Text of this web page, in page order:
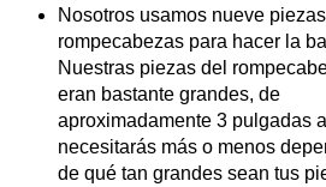
Nosotros usamos nueve
rompecabezas para hacer la
Nuestras piezas del
eran bastante grandes, de
aproximadamente 3 pulgadas
necesitarás más o menos
de qué tan grandes sean tus